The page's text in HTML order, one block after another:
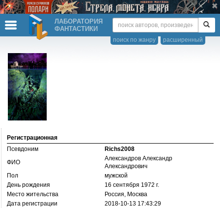
ЛАБОРАТОРИЯ
ФАНТАСТИКИ
расширенный
поиск по жанру
Регистрационная
Псевдоним
Richs2008
ФИО
Александров Александр
Александрович
Пол
мужской
День рождения
16 сентября 1972 г.
Место жительства
Россия, Москва
Дата регистрации
2018-10-13 17:43:29